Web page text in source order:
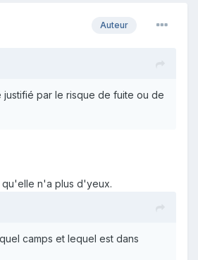
Auteur
par le risque de fuite ou de
qu'elle n'a plus d'yeux.
camps et lequel est dans